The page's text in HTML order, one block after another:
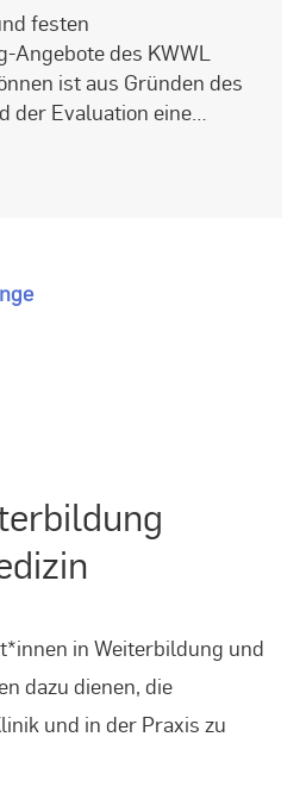
festen
Angebote des KWWL
ist aus Gründen des
der Evaluation eine…
in Weiterbildung und
dazu dienen, die
und in der Praxis zu